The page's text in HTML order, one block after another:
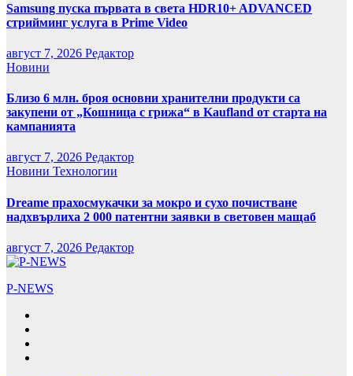
Samsung пуска първата в света HDR10+ ADVANCED
стрийминг услуга в Prime Video
август 7, 2026 Редактор
Новини
Близо 6 млн. броя основни хранителни продукти са
закупени от „Кошница с грижа“ в Kaufland от старта на
кампанията
август 7, 2026 Редактор
Новини Технологии
Dreame прахосмукачки за мокро и сухо почистване
надхвърлиха 2 000 патентни заявки в световен мащаб
август 7, 2026 Редактор
P-NEWS